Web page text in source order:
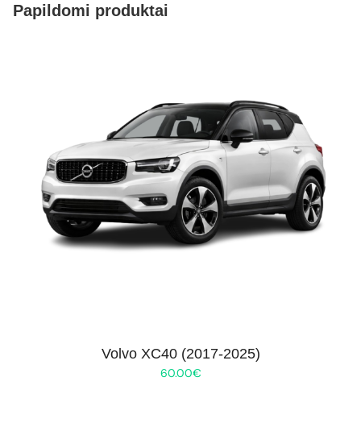
Papildomi produktai
Volvo XC40 (2017-2025)
60.00€